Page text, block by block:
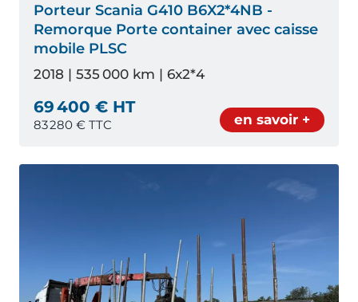
Porteur Scania G410 B6X2*4NB -
Remorque Porte container avec caisse
mobile PLSC
2018 | 535 000 km | 6x2*4
69 400 € HT
83 280 € TTC en savoir +